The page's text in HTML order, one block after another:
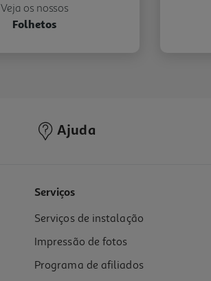
Veja os nossos
Folhetos
Ajuda
Serviços
Serviços de instalação
Impressão de fotos
Programa de afiliados